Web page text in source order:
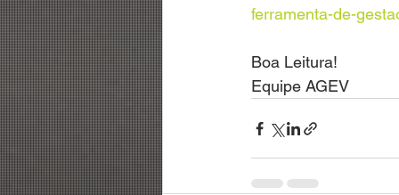
ferramenta-de-
Boa Leitura!
Equipe AGEV